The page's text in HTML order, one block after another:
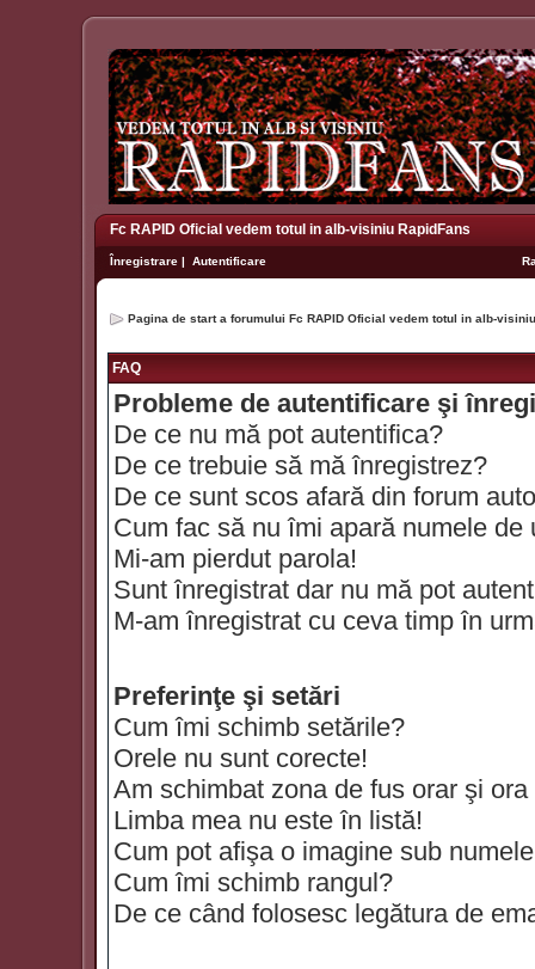
Fc RAPID Oficial vedem totul in alb-visiniu RapidFans
Înregistrare | Autentificare
Pagina de start a forumului Fc RAPID Oficial vedem totul in alb-
FAQ
Probleme de autentificare şi
De ce nu mă pot autentifica?
De ce trebuie să mă înregistrez?
De ce sunt scos afară din forum
Cum fac să nu îmi apară numele
Mi-am pierdut parola!
Sunt înregistrat dar nu mă pot
M-am înregistrat cu ceva timp în
Preferinţe şi setări
Cum îmi schimb setările?
Orele nu sunt corecte!
Am schimbat zona de fus orar şi
Limba mea nu este în listă!
Cum pot afişa o imagine sub
Cum îmi schimb rangul?
De ce când folosesc legătura de